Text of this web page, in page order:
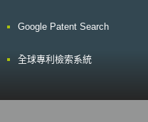
Google Patent Search
全球專利檢索系統